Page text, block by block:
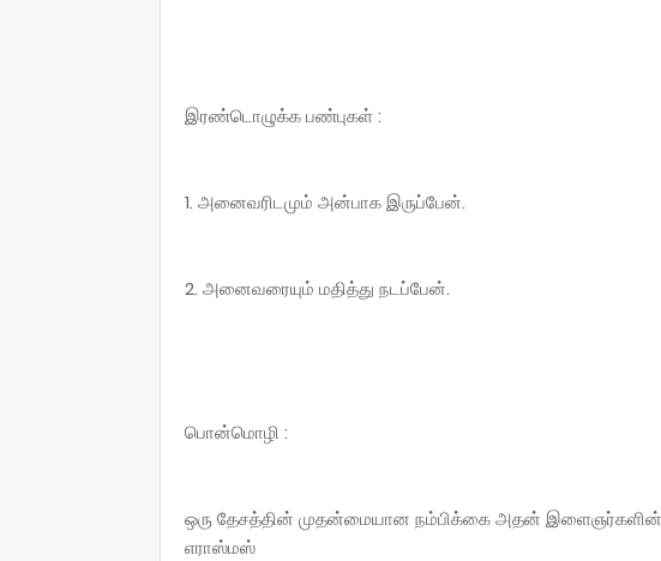
இரண்டொழுக்க பண்புகள் :
1. அனைவரிடமும் அன்பாக இருப்பேன்.
2. அனைவரையும் மதித்து நடப்பேன்.
பொன்மொழி :
ஒரு தேசத்தின் முதன்மையான நம்பிக்கை அதன் இளைஞர்களின்
எராஸ்மஸ்